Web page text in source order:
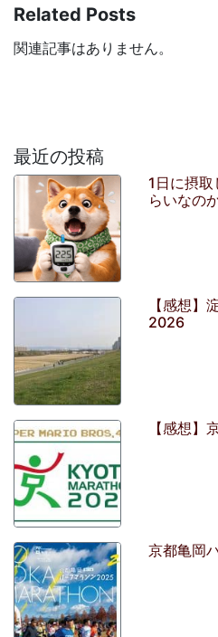
Related Posts
関連記事はありません。
最近の投稿
1日に摂
らいなの
【感想】
2026
【感想】
京都亀岡